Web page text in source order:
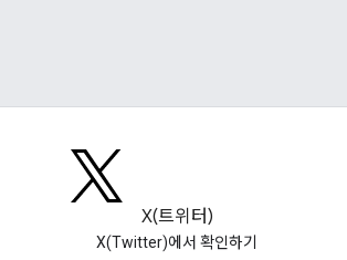
X(트위터)
X(Twitter)에서 확인하기